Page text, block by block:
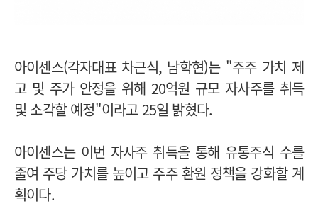
아이센스(각자대표 차근식, 남학현)는 "주주 가치 제
고 및 주가 안정을 위해 20억원 규모 자사주를 취득
및 소각할 예정"이라고 25일 밝혔다.
아이센스는 이번 자사주 취득을 통해 유통주식 수를
줄여 주당 가치를 높이고 주주 환원 정책을 강화할 계
획이다.